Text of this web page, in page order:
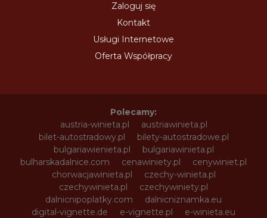
Zaloguj się
Kontakt
Usługi Internetowe
Oferta Współpracy
Polecamy:
austria-winieta.pl
austriawinieta.pl
bilet-autostradowy.pl
bilety-autostradowe.pl
bulgariawienieta.pl
bulgariawinieta.pl
bulharskadalnice.com
cenawiniety.pl
cenywiniet.pl
chorwacjawinieta.pl
czechy-winieta.pl
czechywinieta.pl
czechywiniety.pl
dalnicnipoplatky.com
dalnicniznamka.eu
digital-vignette.de
e-vignette.pl
e-winieta.eu